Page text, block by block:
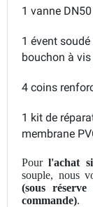
1 vanne
1 évent
bouchon à
4 coins
1 kit de
membrane
Pourl'achat
souple, nous
(sous
commande).